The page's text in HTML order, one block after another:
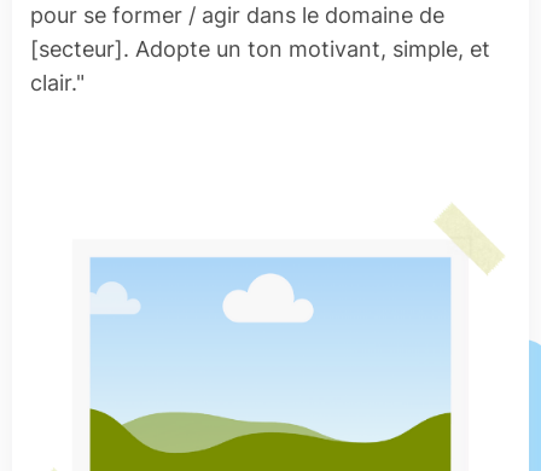
pour se former / agir dans le domaine de
[secteur]. Adopte un ton motivant, simple, et
clair."